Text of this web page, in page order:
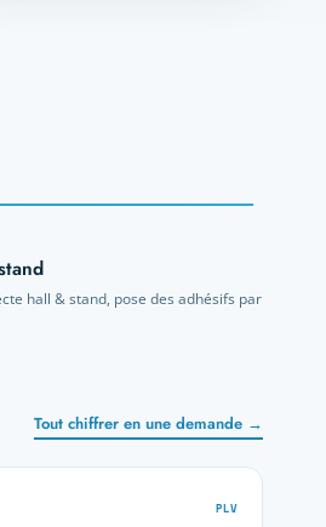
hall & stand, pose des adhésifs par
Tout chiffrer en une demande →
PLV